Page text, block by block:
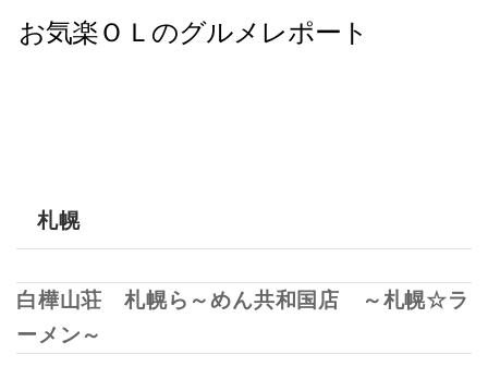
札幌
白樺山荘 札幌ら～めん共和国店 ～札幌☆ラ
ーメン～